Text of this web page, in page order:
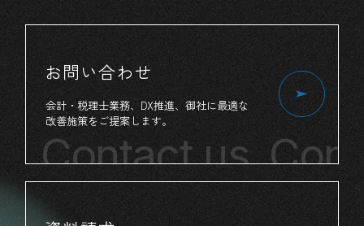
Contact us
お問い合わせ
会計・税理士業務、 DX推進、 御社に最適な
改善施策を ご提案します。